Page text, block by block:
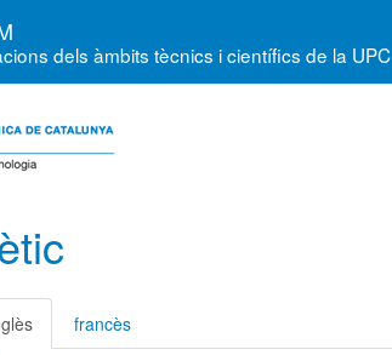
dels àmbits tècnics i científics de la UPC
francès